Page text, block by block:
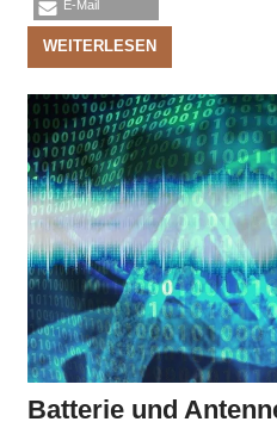
E-Mail
WEITERLESEN
Batterie und